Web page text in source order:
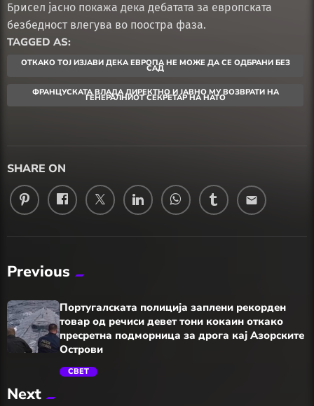
Брисел јасно покажа дека дебатата за европската
безбедност влегува во поостра фаза.
TAGGED AS:
ОТКАКО ТОЈ ИЗЈАВИ ДЕКА ЕВРОПА НЕ МОЖЕ ДА СЕ ОДБРАНИ БЕЗ
САД
ФРАНЦУСКАТА ВЛАДА ДИРЕКТНО И ЈАВНО МУ ВОЗВРАТИ НА
ГЕНЕРАЛНИОТ СЕКРЕТАР НА НАТО
SHARE ON
email
Previous
trending_flat
Португалската полиција заплени рекорден
товар од речиси девет тони кокаин откако
пресретна подморница за дрога кај Азорските
Острови
СВЕТ
Next